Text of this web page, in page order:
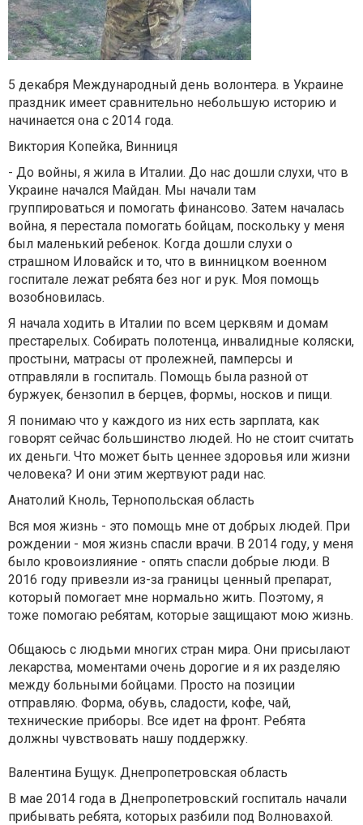
5 декабря Международный день волонтера. в Украине
праздник имеет сравнительно небольшую историю и
начинается она с 2014 года.
Виктория Копейка, Винниця
- До войны, я жила в Италии. До нас дошли слухи, что в
Украине начался Майдан. Мы начали там
группироваться и помогать финансово. Затем началась
война, я перестала помогать бойцам, поскольку у меня
был маленький ребенок. Когда дошли слухи о
страшном Иловайск и то, что в винницком военном
госпитале лежат ребята без ног и рук. Моя помощь
возобновилась.
Я начала ходить в Италии по всем церквям и домам
престарелых. Собирать полотенца, инвалидные коляски,
простыни, матрасы от пролежней, памперсы и
отправляли в госпиталь. Помощь была разной от
буржуек, бензопил в берцев, формы, носков и пищи.
Я понимаю что у каждого из них есть зарплата, как
говорят сейчас большинство людей. Но не стоит считать
их деньги. Что может быть ценнее здоровья или жизни
человека? И они этим жертвуют ради нас.
Анатолий Кноль, Тернопольская область
Вся моя жизнь - это помощь мне от добрых людей. При
рождении - моя жизнь спасли врачи. В 2014 году, у меня
было кровоизлияние - опять спасли добрые люди. В
2016 году привезли из-за границы ценный препарат,
который помогает мне нормально жить. Поэтому, я
тоже помогаю ребятам, которые защищают мою жизнь.
Общаюсь с людьми многих стран мира. Они присылают
лекарства, моментами очень дорогие и я их разделяю
между больными бойцами. Просто на позиции
отправляю. Форма, обувь, сладости, кофе, чай,
технические приборы. Все идет на фронт. Ребята
должны чувствовать нашу поддержку.
Валентина Бущук. Днепропетровская область
В мае 2014 года в Днепропетровский госпиталь начали
прибывать ребята, которых разбили под Волновахой.